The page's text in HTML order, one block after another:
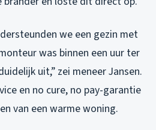
we een gezin met
was binnen een uur ter
uit,” zei meneer Jansen.
en no cure, no pay-garantie
van een warme woning.